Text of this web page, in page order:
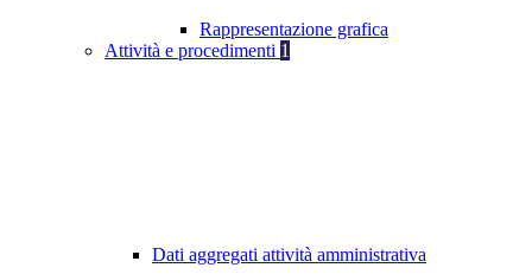
Rappresentazione grafica
Attività e procedimenti 1
Dati aggregati attività amministrativa